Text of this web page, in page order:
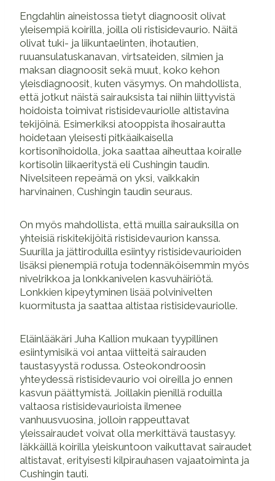
Engdahlin aineistossa tietyt diagnoosit olivat
yleisempiä koirilla, joilla oli ristisidevaurio. Näitä
olivat tuki- ja liikuntaelinten, ihotautien,
ruuansulatuskanavan, virtsateiden, silmien ja
maksan diagnoosit sekä muut, koko kehon
yleisdiagnoosit, kuten väsymys. On mahdollista,
että jotkut näistä sairauksista tai niihin liittyvistä
hoidoista toimivat ristisidevauriolle altistavina
tekijöinä. Esimerkiksi atooppista ihosairautta
hoidetaan yleisesti pitkäaikaisella
kortisonihoidolla, joka saattaa aiheuttaa koiralle
kortisolin liikaeritystä eli Cushingin taudin.
Nivelsiteen repeämä on yksi, vaikkakin
harvinainen, Cushingin taudin seuraus.
On myös mahdollista, että muilla sairauksilla on
yhteisiä riskitekijöitä ristisidevaurion kanssa.
Suurilla ja jättiroduilla esiintyy ristisidevaurioiden
lisäksi pienempiä rotuja todennäköisemmin myös
nivelrikkoa ja lonkkanivelen kasvuhäiriötä.
Lonkkien kipeytyminen lisää polvinivelten
kuormitusta ja saattaa altistaa ristisidevauriolle.
Eläinlääkäri Juha Kallion mukaan tyypillinen
esiintymisikä voi antaa viitteitä sairauden
taustasyystä rodussa. Osteokondroosin
yhteydessä ristisidevaurio voi oireilla jo ennen
kasvun päättymistä. Joillakin pienillä roduilla
valtaosa ristisidevaurioista ilmenee
vanhuusvuosina, jolloin rappeuttavat
yleissairaudet voivat olla merkittävä taustasyy.
Iäkkäillä koirilla yleiskuntoon vaikuttavat sairaudet
altistavat, erityisesti kilpirauhasen vajaatoiminta ja
Cushingin tauti.